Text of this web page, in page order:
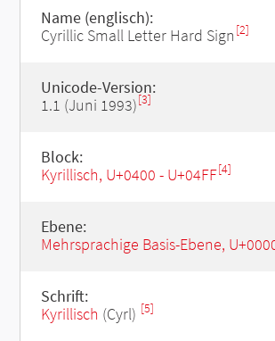
Name (englisch):
Cyrillic Small Letter Hard Sign [2]
Unicode-Version:
1.1 (Juni 1993)[3]
Block:
Kyrillisch, U+0400 - U+04FF[4]
Ebene:
Mehrsprachige Basis-Ebene,
Schrift:
Kyrillisch (Cyrl) [5]